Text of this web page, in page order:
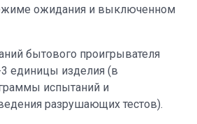
ожидания и выключенном
бытового проигрывателя
единицы изделия (в
испытаний и
разрушающих тестов).